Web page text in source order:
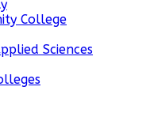
College
Sciences